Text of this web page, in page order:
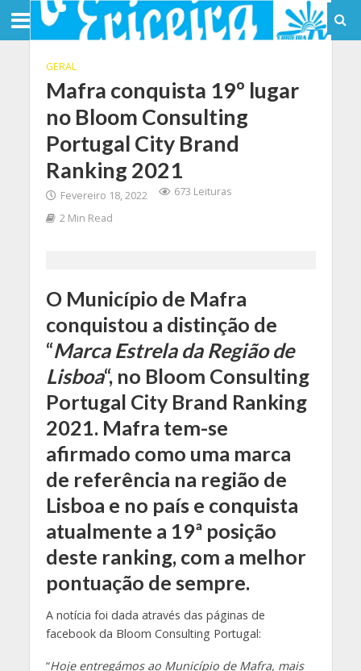
GERAL
Mafra conquista 19º lugar
no Bloom Consulting
Portugal City Brand
Ranking 2021
Fevereiro 18, 2022
673 Leituras
2 Min Read
O Município de Mafra
conquistou a distinção de
“Marca Estrela da Região de
Lisboa“, no Bloom Consulting
Portugal City Brand Ranking
2021. Mafra tem-se
afirmado como uma marca
de referência na região de
Lisboa e no país e conquista
atualmente a 19ª posição
deste ranking, com a melhor
pontuação de sempre.
A notícia foi dada através das páginas de
facebook da Bloom Consulting Portugal:
“Hoje entregámos ao Município de Mafra, mais